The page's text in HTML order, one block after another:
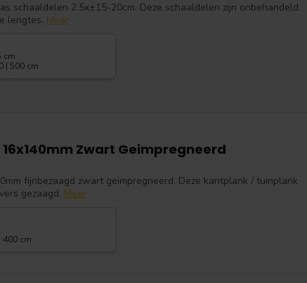
schaaldelen 2.5x±15-20cm. Deze schaaldelen zijn onbehandeld.
lengtes. Meer
cm
| 500 cm
Zwart Geimpregneerd
fijnbezaagd zwart geïmpregneerd. Deze kantplank / tuinplank
gezaagd. Meer
400 cm